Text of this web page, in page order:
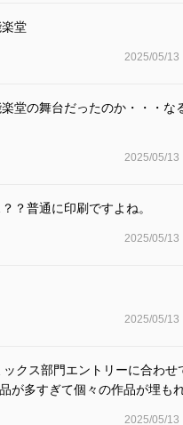
堂
2025/05/13
堂の舞台だったのか・・・な
2025/05/13
？普通に印刷ですよね。
2025/05/13
2025/05/13
クス部門エントリーに合わせ
が多すぎて個々の作品が埋も
2025/05/13